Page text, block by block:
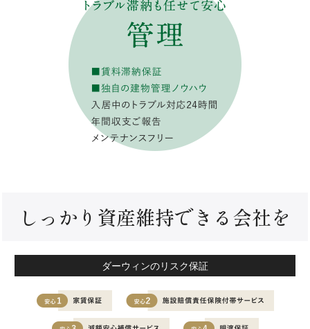
しっかり資産維持できる会社を
ダーウィンのリスク保証